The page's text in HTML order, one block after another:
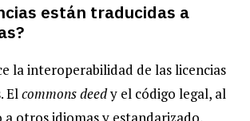
están traducidas a
la interoperabilidad de las licencias
Elcommons deedy el código legal, al